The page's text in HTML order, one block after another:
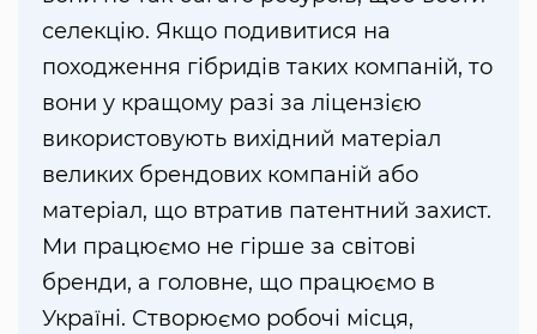
селекцію. Якщо подивитися на
походження гібридів таких компаній, то
вони у кращому разі за ліцензією
використовують вихідний матеріал
великих брендових компаній або
матеріал, що втратив патентний захист.
Ми працюємо не гірше за світові
бренди, а головне, що працюємо в
Україні. Створюємо робочі місця,